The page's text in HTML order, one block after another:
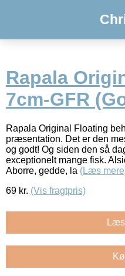
Rapala
7cm-GFR
Rapala Original Floating
præsentation. Det er den
og godt! Og siden den så
exceptionelt mange fisk.
Aborre, gedde, la (Læs
69 kr. (Vis fragtpris)